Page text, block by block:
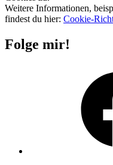
Weitere Informationen,
findest du hier: Cookie-
Folge mir!